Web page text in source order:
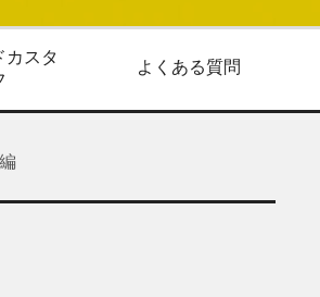
カスタ
よくある質問